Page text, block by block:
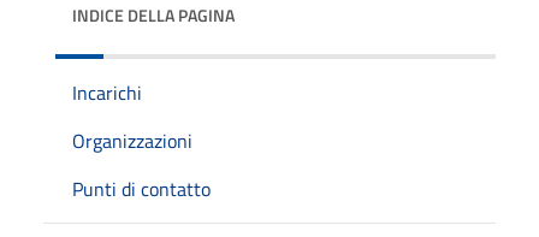
INDICE DELLA PAGINA
Incarichi
Organizzazioni
Punti di contatto